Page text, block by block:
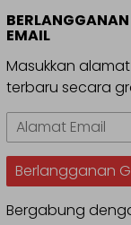
EMAIL
Masukkan
terbaru secara
Alamat
Email
Berlangganan
Bergabung